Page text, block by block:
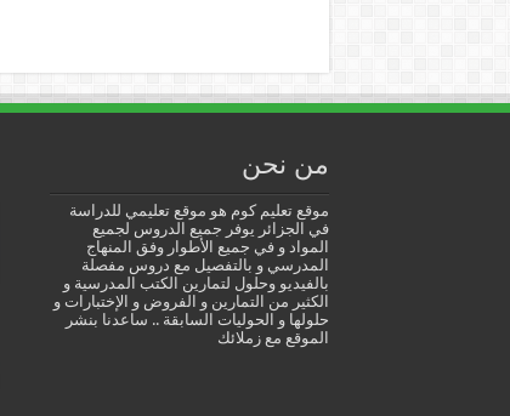
من نحن
موقع تعليم كوم هو موقع تعليمي للدراسة
في الجزائر يوفر جميع الدروس لجميع
المواد و في جميع الأطوار وفق المنهاج
المدرسي و بالتفصيل مع دروس مفصلة
بالفيديو وحلول لتمارين الكتب المدرسية و
الكثير من التمارين و الفروض و الإختبارات و
حلولها و الحوليات السابقة .. ساعدنا بنشر
الموقع مع زملائك